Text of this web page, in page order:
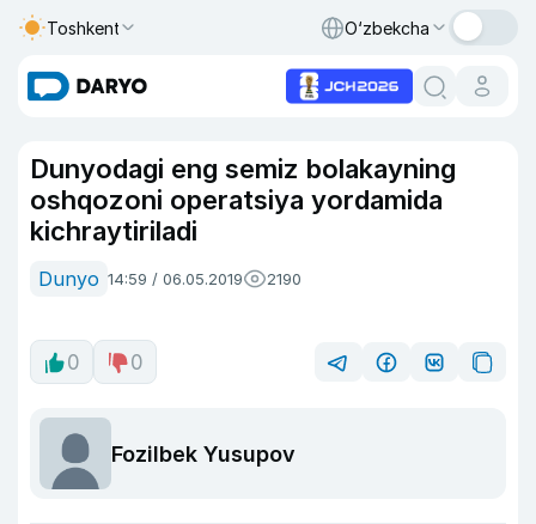
Toshkent O‘zbekcha
Dunyodagi eng semiz bolakayning
oshqozoni operatsiya yordamida
kichraytiriladi
Dunyo 14:59 / 06.05.2019 2190
0 0
Fozilbek Yusupov